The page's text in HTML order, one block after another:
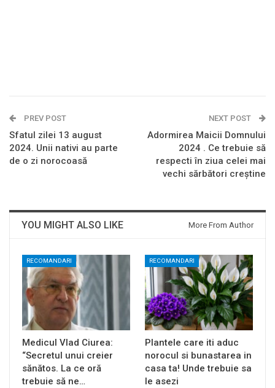
PREV POST
Sfatul zilei 13 august
2024. Unii nativi au parte
de o zi norocoasă
NEXT POST
Adormirea Maicii Domnului
2024 . Ce trebuie să
respecti în ziua celei mai
vechi sărbători creștine
YOU MIGHT ALSO LIKE More From Author
RECOMANDARI
Medicul Vlad Ciurea:
“Secretul unui creier
sănătos. La ce oră
trebuie să ne…
RECOMANDARI
Plantele care iti aduc
norocul si bunastarea in
casa ta! Unde trebuie sa
le asezi